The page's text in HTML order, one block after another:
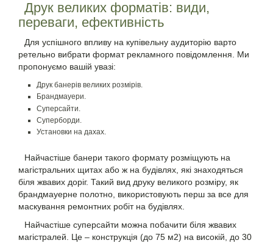
Друк великих форматів: види,
переваги, ефективність
Для успішного впливу на купівельну аудиторію варто
ретельно вибрати формат рекламного повідомлення. Ми
пропонуємо вашій увазі:
Друк банерів великих розмірів.
Брандмауери.
Суперсайти.
Суперборди.
Установки на дахах.
Найчастіше банери такого формату розміщують на
магістральних щитах або ж на будівлях, які знаходяться
біля жвавих доріг. Такий вид друку великого розміру, як
брандмауерне полотно, використовують перш за все для
маскування ремонтних робіт на будівлях.
Найчастіше суперсайти можна побачити біля жвавих
магістралей. Це – конструкція (до 75 м2) на високій, до 30